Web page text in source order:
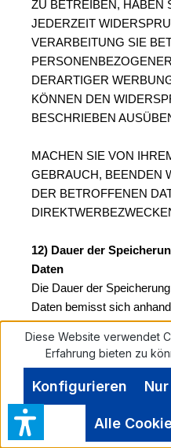
ZU BETREIBEN, HABEN
JEDERZEIT
VERARBEITUNG SIE
DERARTIGER
KÖNNEN DEN
BESCHRIEBEN
MACHEN SIE VON
GEBRAUCH, BEENDEN
DER BETROFFENEN
12) Dauer der
Daten
Die Dauer der
Daten bemisst sich
Rechtsgrundlage, am
einschlägig – zusätzlich
gesetzlichen
steuerrechtliche
Bei der Verarbeitung von
Grundlage einer
Diese Website verwendet
Erfahrung bieten zu
Konfigurieren
Alle